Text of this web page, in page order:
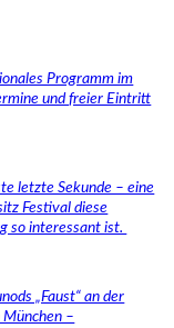
Programm im
und freier Eintritt
letzte Sekunde – eine
Festival diese
so interessant ist.
„Faust“ an der
–